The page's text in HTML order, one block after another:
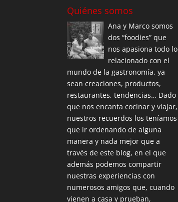
Quiénes somos
Ana y Marco somos
dos “foodies” que
nos apasiona todo lo
relacionado con el
mundo de la gastronomía, ya
sean creaciones, productos,
restaurantes, tendencias… Dado
que nos encanta cocinar y viajar,
nuestros recuerdos los teníamos
que ir ordenando de alguna
manera y nada mejor que a
través de este blog, en el que
además podemos compartir
nuestras experiencias con
numerosos amigos que, cuando
vienen a casa y prueban,